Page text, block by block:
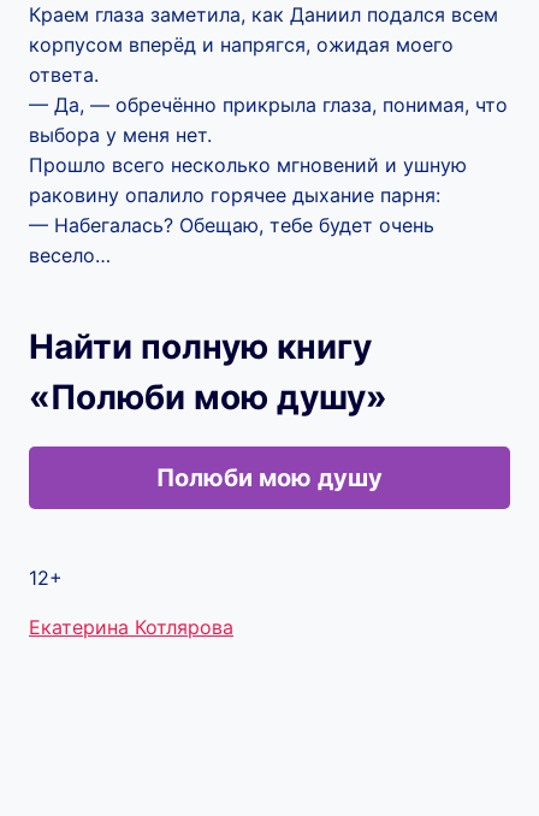
Краем глаза заметила, как Даниил подался всем
корпусом вперёд и напрягся, ожидая моего
ответа.
— Да, — обречённо прикрыла глаза, понимая, что
выбора у меня нет.
Прошло всего несколько мгновений и ушную
раковину опалило горячее дыхание парня:
— Набегалась? Обещаю, тебе будет очень
весело…
Найти полную книгу
«Полюби мою душу»
Полюби мою душу
12+
Метки
Екатерина Котлярова